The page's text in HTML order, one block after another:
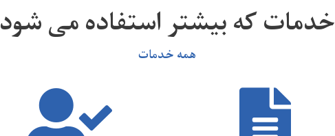
خدمات که بیشتر استفاده می شود
همه خدمات